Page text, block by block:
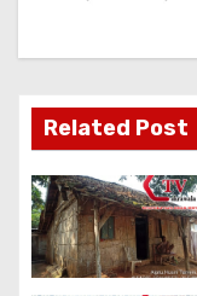
Related Post